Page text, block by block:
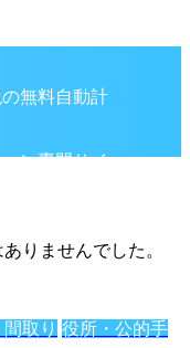
無料自動計
ン専門サイ
りませんでした。
取り 役所・公的手